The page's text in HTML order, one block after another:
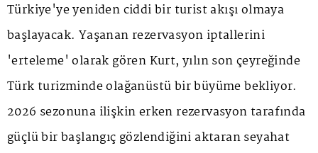
Türkiye'ye yeniden ciddi bir turist akışı olmaya
başlayacak. Yaşanan rezervasyon iptallerini
'erteleme' olarak gören Kurt, yılın son çeyreğinde
Türk turizminde olağanüstü bir büyüme bekliyor.
2026 sezonuna ilişkin erken rezervasyon tarafında
güçlü bir başlangıç gözlendiğini aktaran seyahat